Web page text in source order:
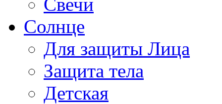
Солнце
Для защиты Лица
Защита тела
Детская